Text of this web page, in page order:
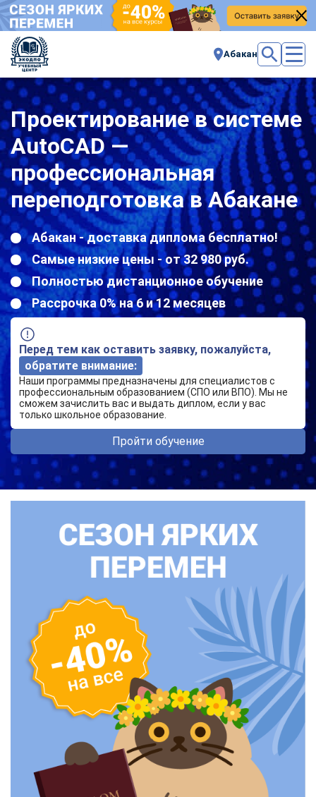
Абакан
Проектирование в системе
AutoCAD —
профессиональная
переподготовка в Абакане
Абакан - доставка диплома бесплатно!
Самые низкие цены - от 32 980 руб.
Полностью дистанционное обучение
Рассрочка 0% на 6 и 12 месяцев
Перед тем как оставить заявку, пожалуйста,
обратите внимание:
Наши программы предназначены для специалистов с
профессиональным образованием (СПО или ВПО). Мы не
сможем зачислить вас и выдать диплом, если у вас
только школьное образование.
Пройти обучение